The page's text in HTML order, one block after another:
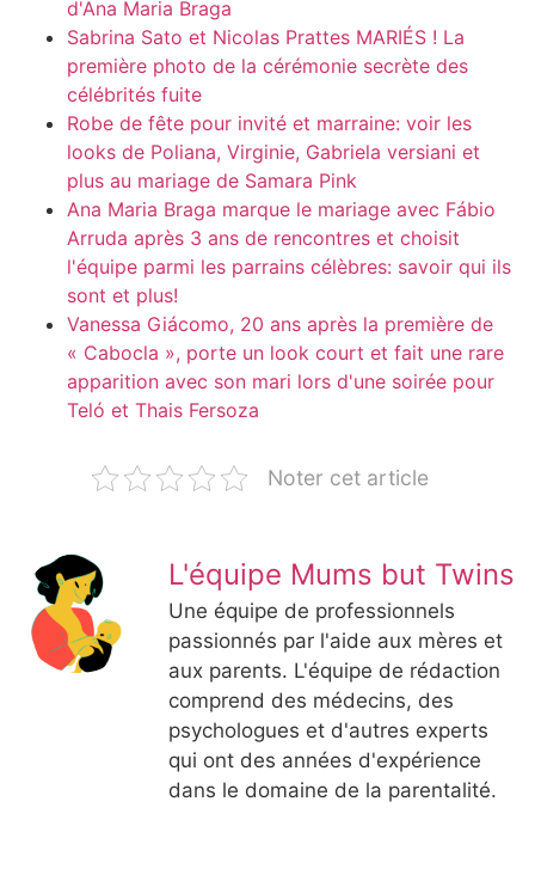
d'Ana Maria Braga
Sabrina Sato et Nicolas Prattes MARIÉS ! La
première photo de la cérémonie secrète des
célébrités fuite
Robe de fête pour invité et marraine: voir les
looks de Poliana, Virginie, Gabriela versiani et
plus au mariage de Samara Pink
Ana Maria Braga marque le mariage avec Fábio
Arruda après 3 ans de rencontres et choisit
l'équipe parmi les parrains célèbres: savoir qui ils
sont et plus!
Vanessa Giácomo, 20 ans après la première de
« Cabocla », porte un look court et fait une rare
apparition avec son mari lors d'une soirée pour
Teló et Thais Fersoza
Noter cet article
L'équipe Mums but Twins
Une équipe de professionnels
passionnés par l'aide aux mères et
aux parents. L'équipe de rédaction
comprend des médecins, des
psychologues et d'autres experts
qui ont des années d'expérience
dans le domaine de la parentalité.